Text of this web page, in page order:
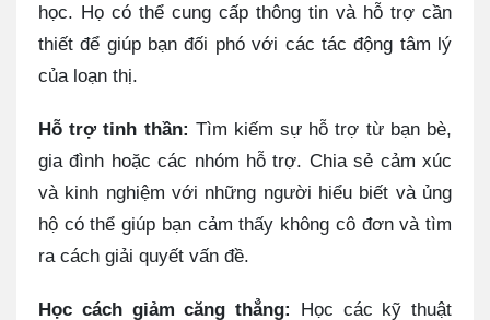
học. Họ có thể cung cấp thông tin và hỗ trợ cần
thiết để giúp bạn đối phó với các tác động tâm lý
của loạn thị.
Hỗ trợ tinh thần: Tìm kiếm sự hỗ trợ từ bạn bè,
gia đình hoặc các nhóm hỗ trợ. Chia sẻ cảm xúc
và kinh nghiệm với những người hiểu biết và ủng
hộ có thể giúp bạn cảm thấy không cô đơn và tìm
ra cách giải quyết vấn đề.
Học cách giảm căng thẳng:
Học các kỹ thuật